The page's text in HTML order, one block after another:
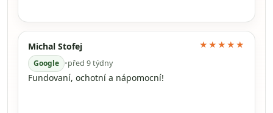
Michal Stofej
Google •před 9 týdny
★★★★★
Fundovaní, ochotní a nápomocní!